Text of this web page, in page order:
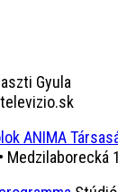
Gyula
ANIMA
Medzilaborecká